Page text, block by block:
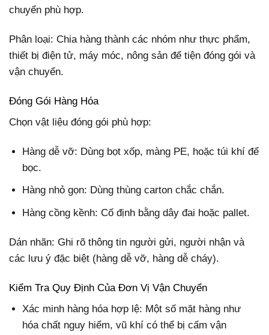
chuyển phù hợp.
Phân loại: Chia hàng thành các nhóm như thực phẩm,
thiết bị điện tử, máy móc, nông sản để tiện đóng gói và
vận chuyển.
Đóng Gói Hàng Hóa
Chọn vật liệu đóng gói phù hợp:
Hàng dễ vỡ: Dùng bọt xốp, màng PE, hoặc túi khí để
bọc.
Hàng nhỏ gọn: Dùng thùng carton chắc chắn.
Hàng cồng kềnh: Cố định bằng dây đai hoặc pallet.
Dán nhãn: Ghi rõ thông tin người gửi, người nhận và
các lưu ý đặc biệt (hàng dễ vỡ, hàng dễ cháy).
Kiểm Tra Quy Định Của Đơn Vị Vận Chuyển
Xác minh hàng hóa hợp lệ: Một số mặt hàng như
hóa chất nguy hiểm, vũ khí có thể bị cấm vận